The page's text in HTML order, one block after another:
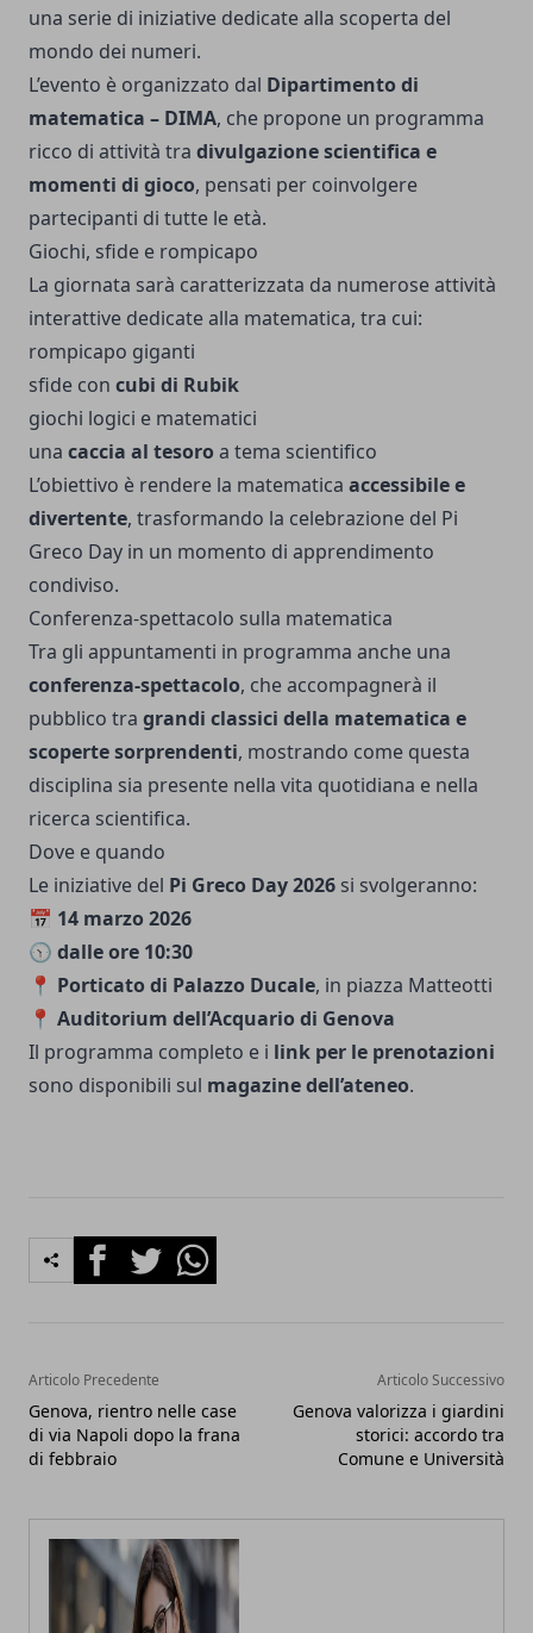
una serie di iniziative dedicate alla scoperta del
mondo dei numeri.
L’evento è organizzato dal Dipartimento di
matematica – DIMA, che propone un programma
ricco di attività tra divulgazione scientifica e
momenti di gioco, pensati per coinvolgere
partecipanti di tutte le età.
Giochi, sfide e rompicapo
La giornata sarà caratterizzata da numerose attività
interattive dedicate alla matematica, tra cui:
rompicapo giganti
sfide con cubi di Rubik
giochi logici e matematici
una caccia al tesoro a tema scientifico
L’obiettivo è rendere la matematica accessibile e
divertente, trasformando la celebrazione del Pi
Greco Day in un momento di apprendimento
condiviso.
Conferenza-spettacolo sulla matematica
Tra gli appuntamenti in programma anche una
conferenza-spettacolo, che accompagnerà il
pubblico tra grandi classici della matematica e
scoperte sorprendenti, mostrando come questa
disciplina sia presente nella vita quotidiana e nella
ricerca scientifica.
Dove e quando
Le iniziative del Pi Greco Day 2026 si svolgeranno:
📅 14 marzo 2026
🕥 dalle ore 10:30
📍 Porticato di Palazzo Ducale, in piazza Matteotti
📍 Auditorium dell’Acquario di Genova
Il programma completo e i link per le prenotazioni
sono disponibili sul magazine dell’ateneo.
FacebookTwitterWhatsapp
Articolo Precedente
Genova, rientro nelle case
di via Napoli dopo la frana
di febbraio
Articolo Successivo
Genova valorizza i giardini
storici: accordo tra
Comune e Università